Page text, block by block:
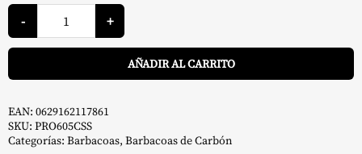
-
Barbacoa
Carbón
PRO
605
Napoleon
+
AÑADIR AL CARRITO
EAN: 0629162117861
SKU: PRO605CSS
Categorías: Barbacoas, Barbacoas de Carbón